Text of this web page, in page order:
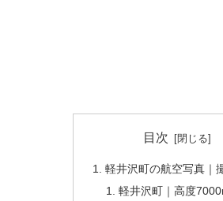
目次
軽井沢町の航空写真｜
軽井沢町｜高度